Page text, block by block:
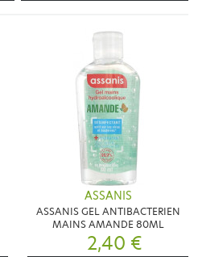
ASSANIS
ASSANIS GEL ANTIBACTERIEN
MAINS AMANDE 80ML
2,40 €